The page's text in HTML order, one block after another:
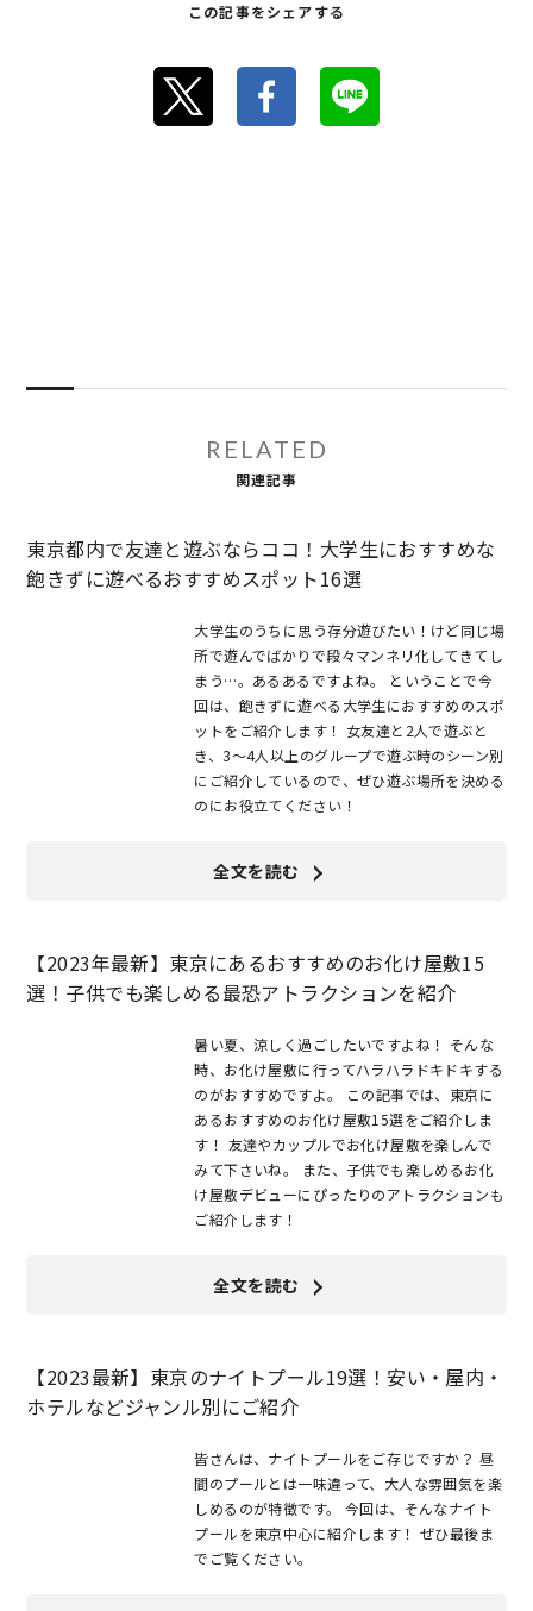
この記事をシェアする
RELATED
関連記事
東京都内で友達と遊ぶならココ！大学生におすすめな
飽きずに遊べるおすすめスポット16選
大学生のうちに思う存分遊びたい！けど同じ場
所で遊んでばかりで段々マンネリ化してきてし
まう…。あるあるですよね。 ということで今
回は、飽きずに遊べる大学生におすすめのスポ
ットをご紹介します！ 女友達と2人で遊ぶと
き、3～4人以上のグループで遊ぶ時のシーン別
にご紹介しているので、ぜひ遊ぶ場所を決める
のにお役立てください！
全文を読む
【2023年最新】東京にあるおすすめのお化け屋敷15
選！子供でも楽しめる最恐アトラクションを紹介
暑い夏、涼しく過ごしたいですよね！ そんな
時、お化け屋敷に行ってハラハラドキドキする
のがおすすめですよ。 この記事では、東京に
あるおすすめのお化け屋敷15選をご紹介しま
す！ 友達やカップルでお化け屋敷を楽しんで
みて下さいね。 また、子供でも楽しめるお化
け屋敷デビューにぴったりのアトラクションも
ご紹介します！
全文を読む
【2023最新】東京のナイトプール19選！安い・屋内・
ホテルなどジャンル別にご紹介
皆さんは、ナイトプールをご存じですか？ 昼
間のプールとは一味違って、大人な雰囲気を楽
しめるのが特徴です。 今回は、そんなナイト
プールを東京中心に紹介します！ ぜひ最後ま
でご覧ください。